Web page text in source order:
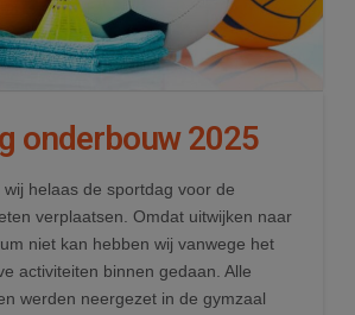
onderbouw 2025
helaas de sportdag voor de
verplaatsen. Omdat uitwijken naar
niet kan hebben wij vanwege het
activiteiten binnen gedaan. Alle
werden neergezet in de gymzaal